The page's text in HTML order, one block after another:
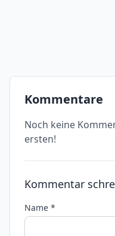
Kommentare
Noch keine
ersten!
Kommentar
Name *